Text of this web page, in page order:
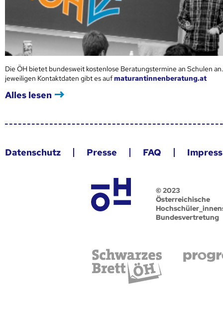
Die ÖH bietet bundesweit kostenlose Beratungstermine an Schulen
jeweiligen Kontaktdaten gibt es aufmaturantinnenberatung.at
Alles lesen
Datenschutz Presse FAQ
© 2023
Österreichische
Bundesvertretung